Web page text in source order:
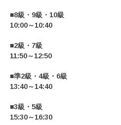
■8級・9級・10級
10:00～10:40
■2級・7級
11:50～12:50
■準2級・4級・6級
13:40～14:40
■3級・5級
15:30～16:30